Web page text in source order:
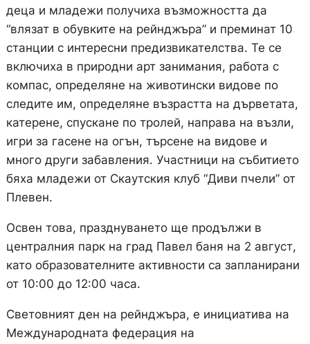
деца и младежи получиха възможността да
“влязат в обувките на рейнджъра” и преминат 10
станции с интересни предизвикателства. Те се
включиха в природни арт занимания, работа с
компас, определяне на животински видове по
следите им, определяне възрастта на дърветата,
катерене, спускане по тролей, направа на възли,
игри за гасене на огън, търсене на видове и
много други забавления. Участници на събитието
бяха младежи от Скаутския клуб “Диви пчели” от
Плевен.
Освен това, празднуването ще продължи в
централния парк на град Павел баня на 2 август,
като образователните активности са запланирани
от 10:00 до 12:00 часа.
Световният ден на рейнджъра, e инициатива на
Международната федерация на